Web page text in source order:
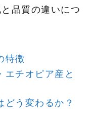
品質の違いにつ
特徴
エチオピア産と
どう変わるか？